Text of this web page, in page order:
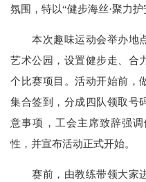
氛围，特以“健步海丝·聚力
本次趣味运动会举办地点
艺术公园，设置健步走、合
个比赛项目。活动开始前，
集合签到，分成四队领取号
意事项，工会主席致辞强
性，并宣布活动正式开始。
赛前，由教练带领大家进